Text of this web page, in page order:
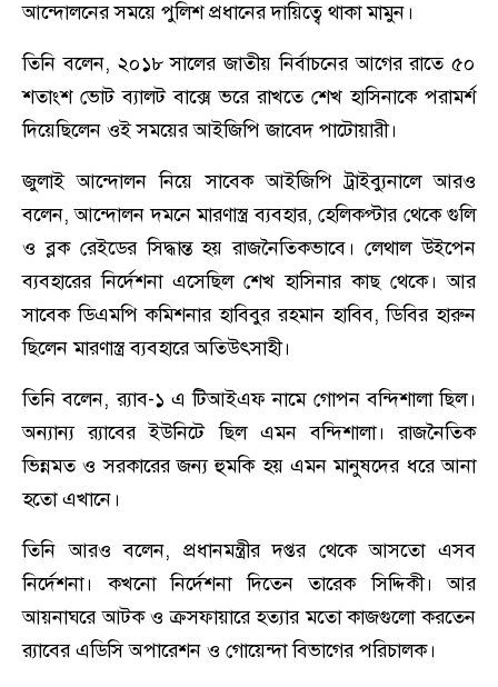
আন্দোলনের সময়ে পুলিশ প্রধানের দায়িত্বে থাকা মামুন।
তিনি বলেন, ২০১৮ সালের জাতীয় নির্বাচনের আগের রাতে ৫০
শতাংশ ভোট ব্যালট বাক্সে ভরে রাখতে শেখ হাসিনাকে পরামর্শ
দিয়েছিলেন ওই সময়ের আইজিপি জাবেদ পাটোয়ারী।
জুলাই আন্দোলন নিয়ে সাবেক আইজিপি ট্রাইব্যুনালে আরও
বলেন, আন্দোলন দমনে মারণাস্ত্র ব্যবহার, হেলিকপ্টার থেকে গুলি
ও ব্লক রেইডের সিদ্ধান্ত হয় রাজনৈতিকভাবে। লেথাল উইপেন
ব্যবহারের নির্দেশনা এসেছিল শেখ হাসিনার কাছ থেকে। আর
সাবেক ডিএমপি কমিশনার হাবিবুর রহমান হাবিব, ডিবির হারুন
ছিলেন মারণাস্ত্র ব্যবহারে অতিউৎসাহী।
তিনি বলেন, র‌্যাব-১ এ টিআইএফ নামে গোপন বন্দিশালা ছিল।
অন্যান্য র‌্যাবের ইউনিটে ছিল এমন বন্দিশালা। রাজনৈতিক
ভিন্নমত ও সরকারের জন্য হুমকি হয় এমন মানুষদের ধরে আনা
হতো এখানে।
তিনি আরও বলেন, প্রধানমন্ত্রীর দপ্তর থেকে আসতো এসব
নির্দেশনা। কখনো নির্দেশনা দিতেন তারেক সিদ্দিকী। আর
আয়নাঘরে আটক ও ক্রসফায়ারে হত্যার মতো কাজগুলো করতেন
র‌্যাবের এডিসি অপারেশন ও গোয়েন্দা বিভাগের পরিচালক।